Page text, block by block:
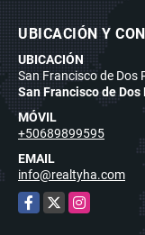
UBICACIÓN Y
UBICACIÓN
San Francisco de Dos
San Francisco de Dos
MÓVIL
+50689899595
EMAIL
info@realtyha.com
Facebook
X Instagram